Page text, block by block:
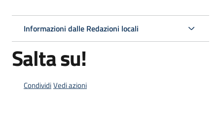
Servizi
Centri
per
famiglie
Informazioni dalle Redazioni locali
Salta su!
CondividiVedi azioni